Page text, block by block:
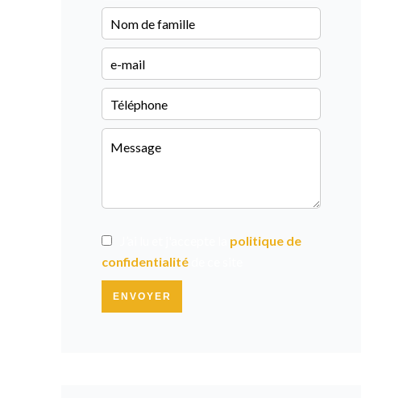
politique de
confidentialité
ENVOYER